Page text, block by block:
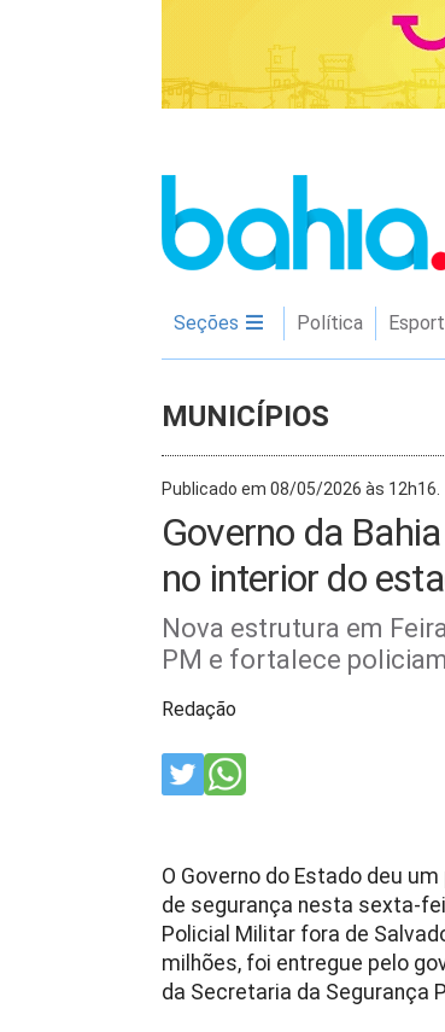
Seções Política
MUNICÍPIOS
Publicado em 08/05/2026 às 12h16.
Governo da
no interior do
Nova estrutura em
PM e fortalece
Redação
O Governo do Estado deu
de segurança nesta sexta-
Policial Militar fora de
milhões, foi entregue pelo
da Secretaria da Segurança